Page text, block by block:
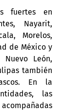
fuertes en
Nayarit,
Morelos,
de México y
Nuevo León,
también
En la
las